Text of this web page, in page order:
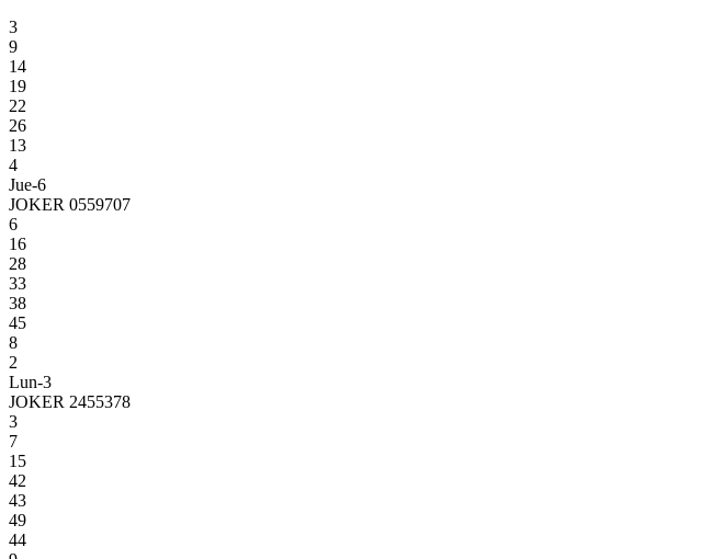
3
9
14
19
22
26
13
4
Jue-6
JOKER 0559707
6
16
28
33
38
45
8
2
Lun-3
JOKER 2455378
3
7
15
42
43
49
44